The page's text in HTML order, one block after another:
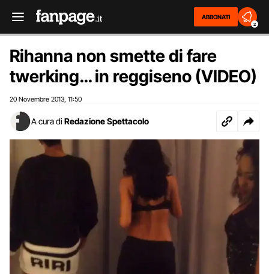
ABBONATI
2
Rihanna non smette di fare
twerking… in reggiseno (VIDEO)
20 Novembre 2013 11:50
A cura di Redazione Spettacolo